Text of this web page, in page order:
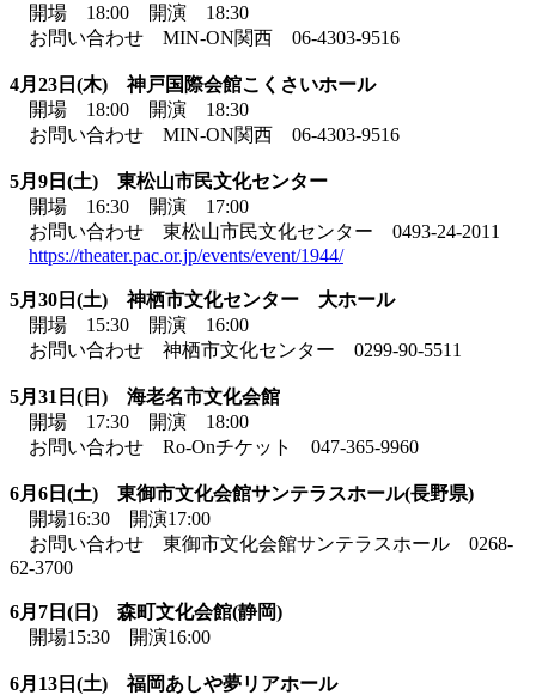
開場 18:00 開演 18:30
お問い合わせ MIN-ON関西 06-4303-9516
4月23日(木) 神戸国際会館こくさいホール
開場 18:00 開演 18:30
お問い合わせ MIN-ON関西 06-4303-9516
5月9日(土) 東松山市民文化センター
開場 16:30 開演 17:00
お問い合わせ 東松山市民文化センター 0493-24-2011
https://theater.pac.or.jp/events/event/1944/
5月30日(土) 神栖市文化センター 大ホール
開場 15:30 開演 16:00
お問い合わせ 神栖市文化センター 0299-90-5511
5月31日(日) 海老名市文化会館
開場 17:30 開演 18:00
お問い合わせ Ro-Onチケット 047-365-9960
6月6日(土) 東御市文化会館サンテラスホール(長野県)
開場16:30 開演17:00
お問い合わせ 東御市文化会館サンテラスホール 0268-
62-3700
6月7日(日) 森町文化会館(静岡)
開場15:30 開演16:00
6月13日(土) 福岡あしや夢リアホール